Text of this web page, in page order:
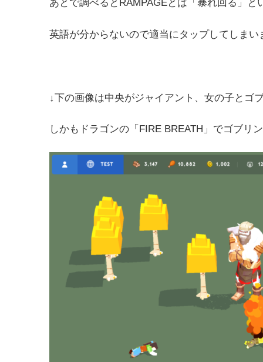
あとで調べるとRAMPAGEとは「暴れ回る」と
英語が分からないので適当にタップしてしまい
↓下の画像は中央がジャイアント、女の子とゴ
しかもドラゴンの「FIRE BREATH」でゴブリ